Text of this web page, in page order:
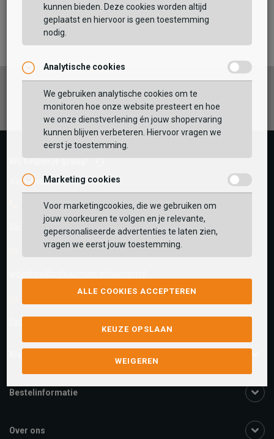
TOEVOEGEN AAN WINKELTAS
GEBRUIK MIJN LOCATIE
Zoek op postcode of gebruik jouw locatie om de
voorraad in een van onze winkels te bekijken.
BEKIJK WINKELTAS
VERDER WINKELEN
Vaak samen gekocht met
Facebook InstagramPinterest
Wij helpen je graag!
Klantenservice is gesloten
Telefoon
0545-280081
Antwoord binnen 24 uur
Bestelinformatie
Over ons
kunnen bieden. Deze cookies worden altijd
geplaatst en hiervoor is geen toestemming
nodig.
Analytische cookies
We gebruiken analytische cookies om te
monitoren hoe onze website presteert en hoe
we onze dienstverlening én jouw shopervaring
kunnen blijven verbeteren. Hiervoor vragen we
eerst je toestemming.
Marketing cookies
Voor marketingcookies, die we gebruiken om
jouw voorkeuren te volgen en je relevante,
gepersonaliseerde advertenties te laten zien,
vragen we eerst jouw toestemming.
ALLE COOKIES ACCEPTEREN
KEUZE OPSLAAN
WEIGEREN